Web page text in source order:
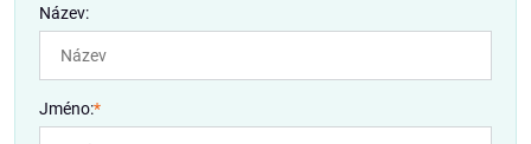
Název:
Jméno:*